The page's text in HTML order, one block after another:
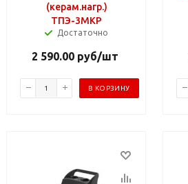
(керам.нагр.)
ТПЭ-3МКР
Достаточно
2 590.00 руб/шт
В КОРЗИНУ